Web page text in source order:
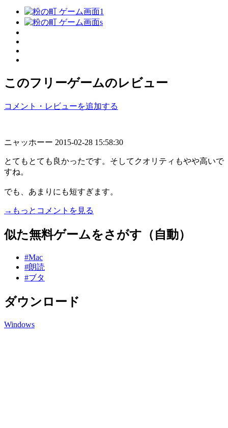
このフリーゲームのレビュー
コメント・レビューを追加する
ニャッホーー 2015-02-28 15:58:30
とてもとても良かったです。そしてクオリティもやや高いで
すね。
でも、あまりにも短すぎます。
→もっとコメントを見る
似た無料ゲームをさがす（自動）
#Mac
#朗読
#ブタ
ダウンロード
Windows